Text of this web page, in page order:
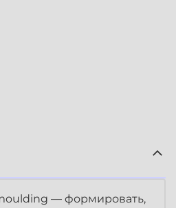
— формировать,